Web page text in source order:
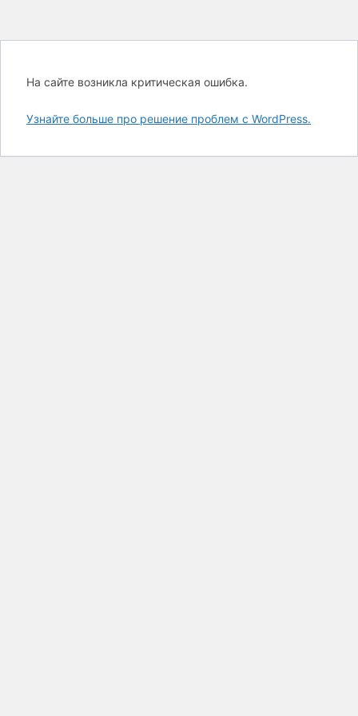
На сайте возникла критическая ошибка.
Узнайте больше про решение проблем с WordPress.